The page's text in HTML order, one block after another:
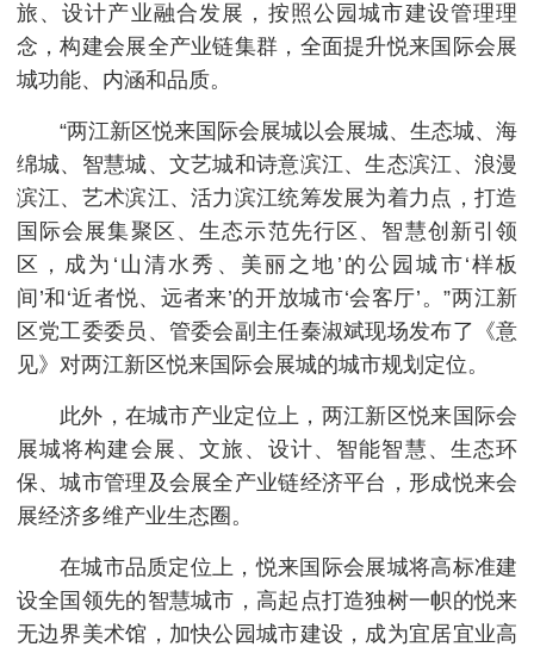
旅、设计产业融合发展，按照公园城市建设管理理
念，构建会展全产业链集群，全面提升悦来国际会展
城功能、内涵和品质。
“两江新区悦来国际会展城以会展城、生态城、海
绵城、智慧城、文艺城和诗意滨江、生态滨江、浪漫
滨江、艺术滨江、活力滨江统筹发展为着力点，打造
国际会展集聚区、生态示范先行区、智慧创新引领
区，成为‘山清水秀、美丽之地’的公园城市‘样板
间’和‘近者悦、远者来’的开放城市‘会客厅’。”两江新
区党工委委员、管委会副主任秦淑斌现场发布了《意
见》对两江新区悦来国际会展城的城市规划定位。
此外，在城市产业定位上，两江新区悦来国际会
展城将构建会展、文旅、设计、智能智慧、生态环
保、城市管理及会展全产业链经济平台，形成悦来会
展经济多维产业生态圈。
在城市品质定位上，悦来国际会展城将高标准建
设全国领先的智慧城市，高起点打造独树一帜的悦来
无边界美术馆，加快公园城市建设，成为宜居宜业高